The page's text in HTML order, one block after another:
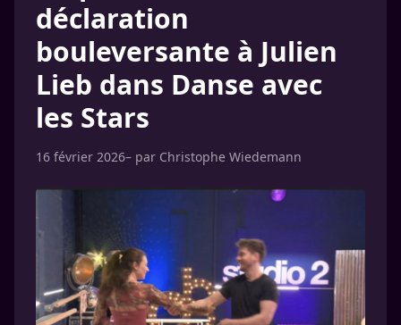
déclaration
bouleversante à Julien
Lieb dans Danse avec
les Stars
16 février 2026– par Christophe Wiedemann